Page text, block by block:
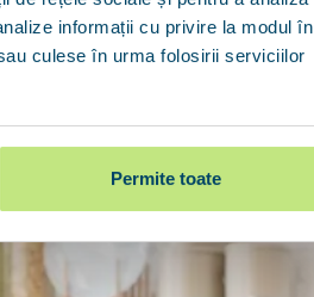
informații cu privire la modul în
culese în urma folosirii serviciilor
Permite toate
la 395.000lei
de la 2.000 lei/lună